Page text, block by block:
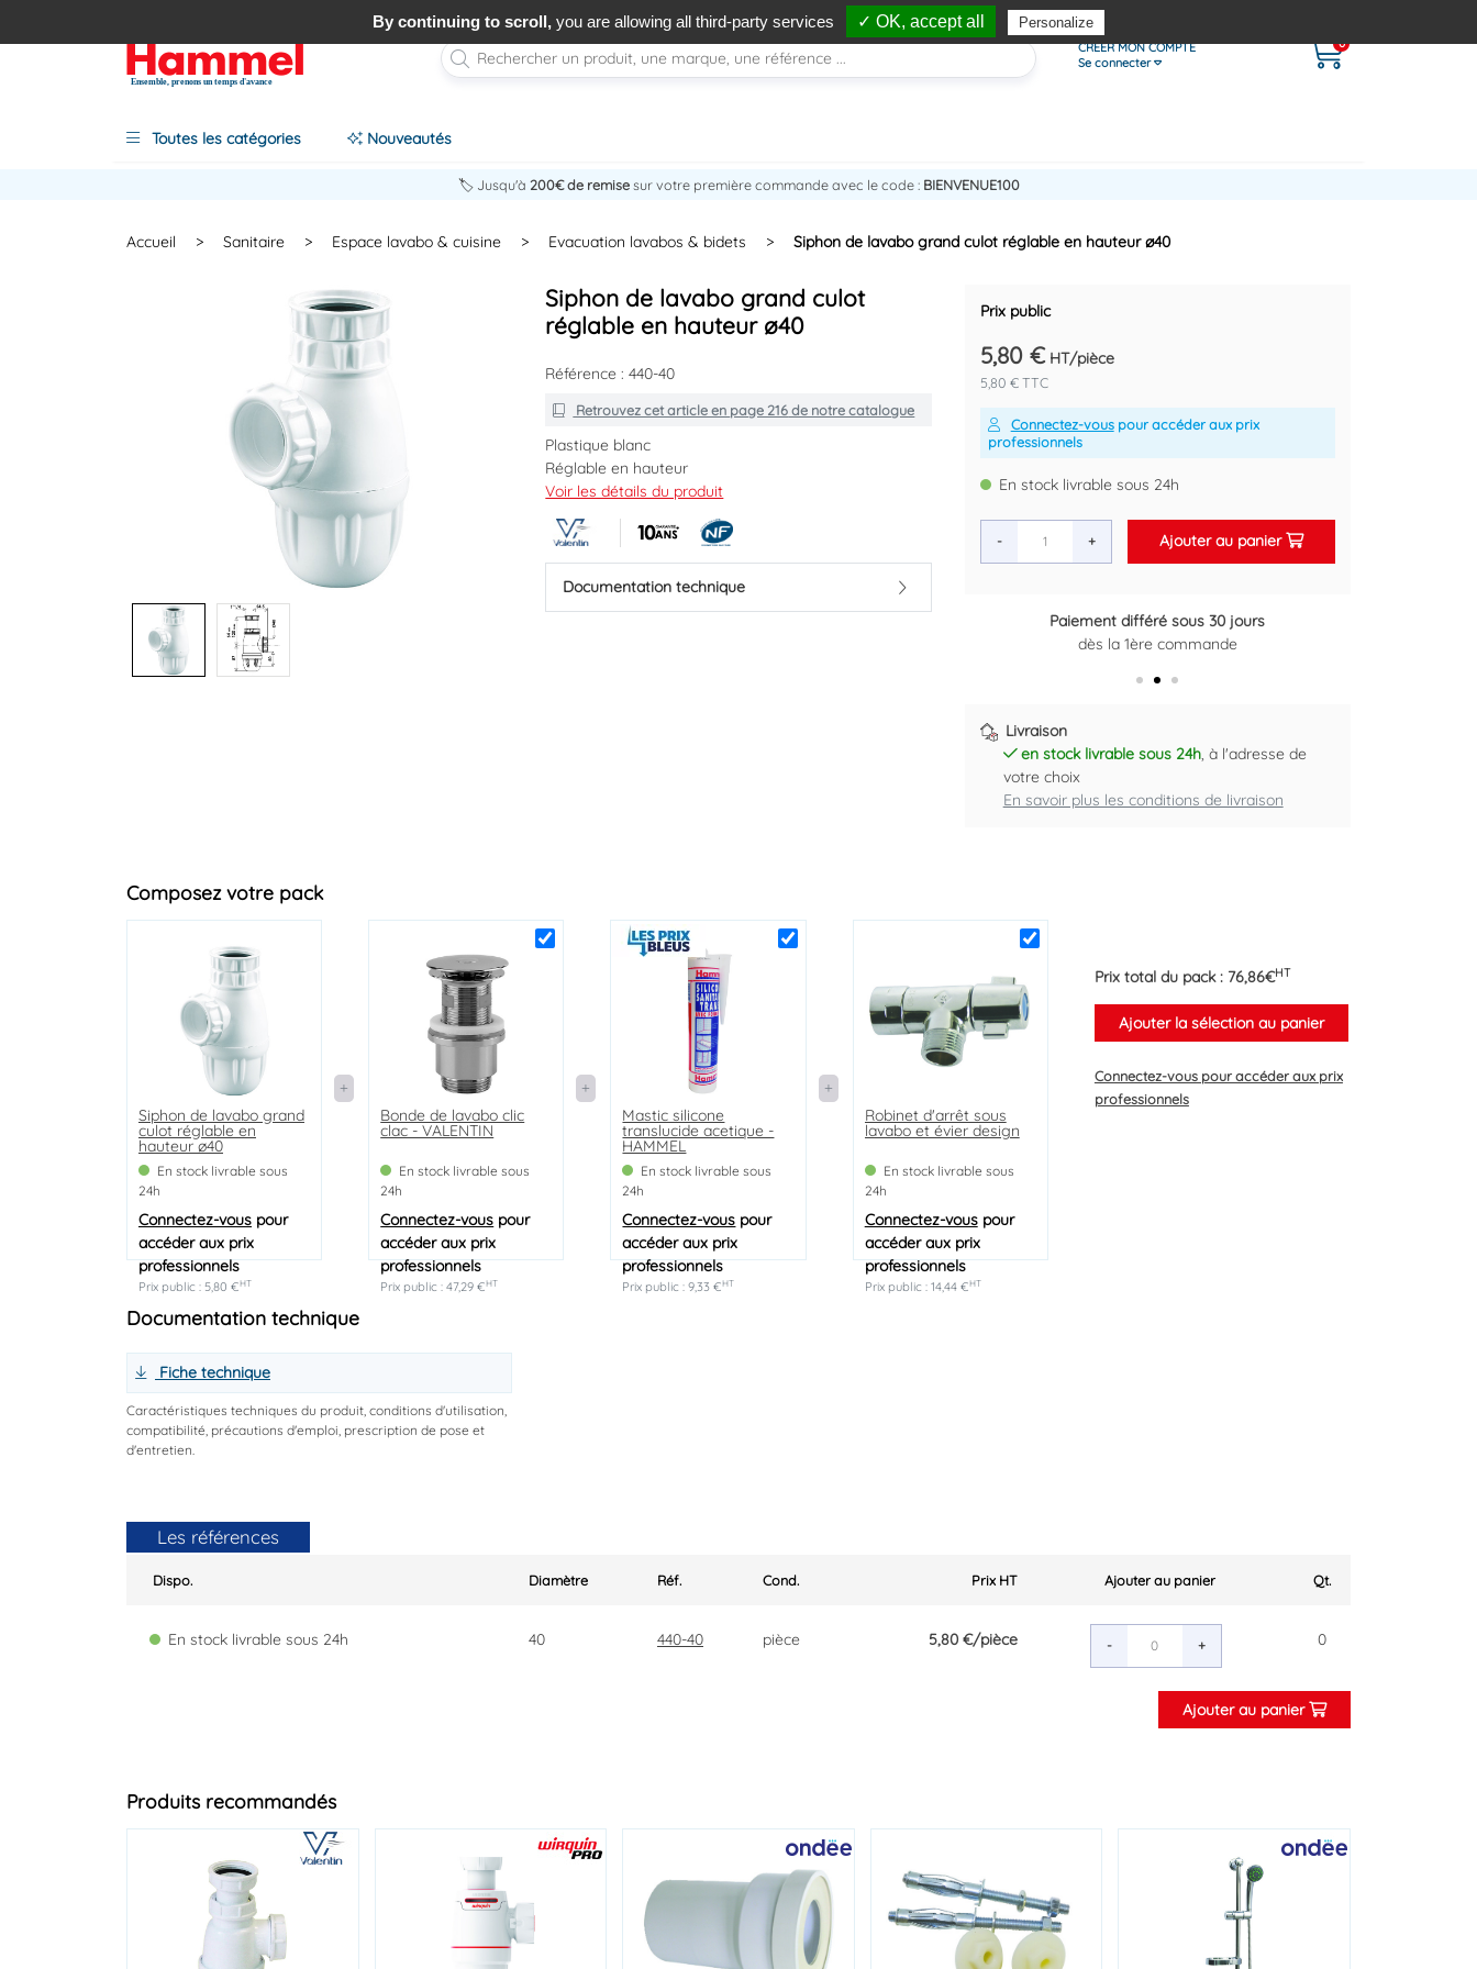
Ensemble, prenons un temps d'avance
CRÉER MON COMPTE
Se connecter
0
Toutes les catégories Nouveautés
🏷️ Jusqu'à 200€ de remisesur votre première commande avec le code : BIENVENUE100
Accueil > Sanitaire > Espace lavabo & cuisine > Evacuation lavabos & bidets > Siphon de lavabo grand culot réglable en hauteur ø40
Siphon de lavabo grand culot
réglable en hauteur ø40
Référence : 440-40
Retrouvez cet article en page 216de notre catalogue
Plastique blanc
Réglable en hauteur
Arrivée 33/42, sortie avec joint américain pour tube de
40
GARANTIE 10 ANS.
Marque : VALENTIN
Référence fournisseur : 61020000100
Voir les détails du produit
Documentation technique
Prix public
5,80 €HT/pièce
5,80 € TTC
Connectez-vouspour accéder aux prix
professionnels
En stock livrable sous 24h
- + Ajouter au panier
Paiement différé sous 30 jours
dès la 1ère commande
Retour gratuit sous 14 jours
Plus d'informations ici
Livraison
en stock livrable sous 24h, à l'adresse de
votre choix
En savoir plus les conditions de livraison
Composez votre pack
Siphon de lavabo grand
culot réglable en
hauteur ø40
En stock livrable sous
24h
Connectez-vous pour
accéder aux prix
professionnels
Prix public : 5,80 €HT
Bonde de lavabo clic
clac - VALENTIN
En stock livrable sous
24h
Connectez-vous pour
accéder aux prix
professionnels
Prix public : 47,29 €HT
Mastic silicone
translucide acetique -
HAMMEL
En stock livrable sous
24h
Connectez-vous pour
accéder aux prix
professionnels
Prix public : 9,33 €HT
Robinet d'arrêt sous
lavabo et évier design
En stock livrable sous
24h
Connectez-vouspour
accéder aux prix
professionnels
Prix public : 14,44 €HT
Prix total du pack : 76,86€HT
Ajouter la sélection au panier
Connectez-vouspour accéder aux prix
professionnels
Documentation technique
Fiche technique
Caractéristiques techniques du produit, conditions d'utilisation,
compatibilité, précautions d'emploi, prescription de pose et
d'entretien.
Les références
Dispo. Diamètre Réf. Cond. Prix HT Ajouter au panier Qt.
En stock livrable sous 24h 40 440-40 pièce 5,80 €/pièce - + 0
Ajouter au panier
Produits recommandés
By continuing to scroll,you are allowing all third-party services ✓ OK, accept all Personalize